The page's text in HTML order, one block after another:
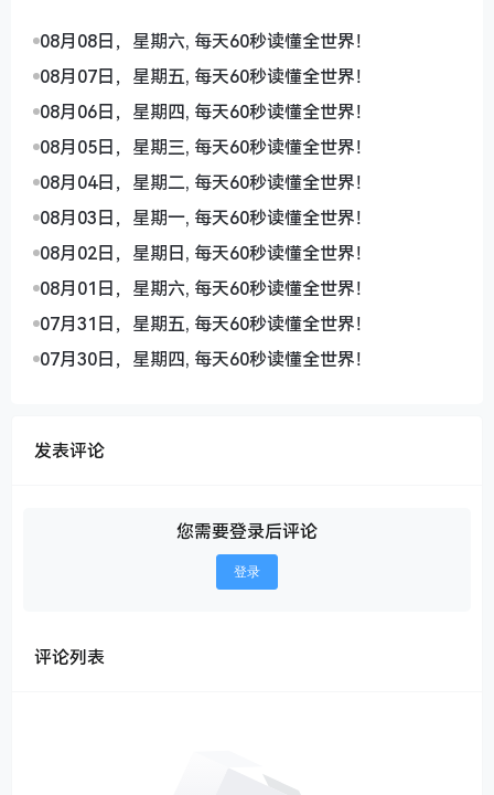
08月08日，星期六, 每天60秒读懂全世界！
08月07日，星期五, 每天60秒读懂全世界！
08月06日，星期四, 每天60秒读懂全世界！
08月05日，星期三, 每天60秒读懂全世界！
08月04日，星期二, 每天60秒读懂全世界！
08月03日，星期一, 每天60秒读懂全世界！
08月02日，星期日, 每天60秒读懂全世界！
08月01日，星期六, 每天60秒读懂全世界！
07月31日，星期五, 每天60秒读懂全世界！
07月30日，星期四, 每天60秒读懂全世界！
发表评论
您需要登录后评论
登录
评论列表